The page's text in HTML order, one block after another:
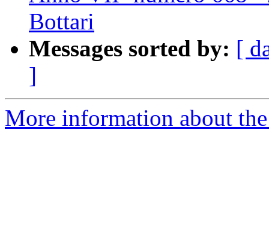
Bottari
Messages sorted by: [
]
More information about